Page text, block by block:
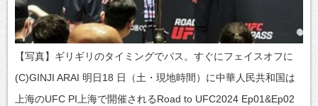
【写真】ギリギリのタイミングでパス。すぐにフェイスオフに
(C)GINJI ARAI 明日18 日（土・現地時間）に中華人民共和国は
上海のUFC PI上海で開催されるRoad to UFC2024 Ep01&Ep02